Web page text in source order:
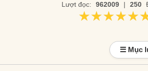
Lượt đọc: 962009 | 250
☰ Mục